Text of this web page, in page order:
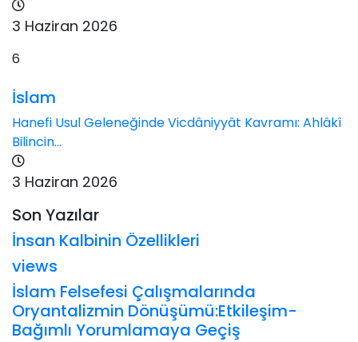
3 Haziran 2026
6
İslam
Hanefi Usul Geleneğinde Vicdâniyyât Kavramı: Ahlâkî
Bilincin...
3 Haziran 2026
Son Yazılar
İnsan Kalbinin Özellikleri
views
İslam Felsefesi Çalışmalarında
Oryantalizmin Dönüşümü:Etkileşim-
Bağımlı Yorumlamaya Geçiş